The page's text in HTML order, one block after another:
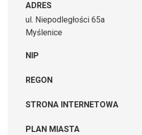
ADRES
ul. Niepodległości 65a
Myślenice
NIP
REGON
STRONA INTERNETOWA
PLAN MIASTA